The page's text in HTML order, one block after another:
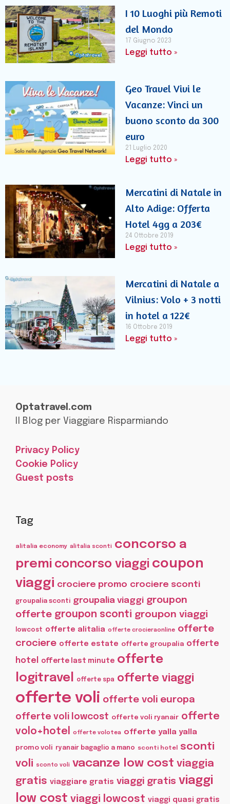
I 10 Luoghi più Remoti
del Mondo
17 Giugno 2023
Leggi tutto »
Geo Travel Vivi le
Vacanze: Vinci un
buono sconto da 300
euro
21 Luglio 2020
Leggi tutto »
Mercatini di Natale in
Alto Adige: Offerta
Hotel 4gg a 203€
24 Ottobre 2019
Leggi tutto »
Mercatini di Natale a
Vilnius: Volo + 3 notti
in hotel a 122€
16 Ottobre 2019
Leggi tutto »
Optatravel.com
Il Blog per Viaggiare Risparmiando
Privacy Policy
Cookie Policy
Guest posts
Tag
alitalia economy alitalia sconti concorso a
premi concorso viaggi coupon
viaggi crociere promo crociere sconti
groupalia sconti groupalia viaggi groupon
offerte groupon sconti groupon viaggi
lowcost offerte alitalia offerte crocieraonline offerte
crociere offerte estate offerte groupalia offerte
hotel
offerte last minute offerte
logitravel
offerte spa offerte viaggi
offerte voli offerte voli europa
offerte voli lowcost offerte voli ryanair offerte
volo+hotel
offerte volotea offerte yalla yalla
promo voli ryanair bagaglio a mano sconti hotel
sconti
voli
sconto voli vacanze low cost viaggia
gratis viaggiare gratis viaggi gratis viaggi
low cost viaggi lowcost viaggi quasi gratis